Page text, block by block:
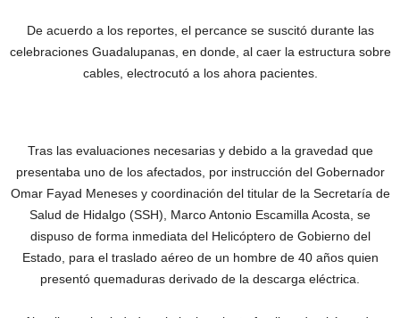
De acuerdo a los reportes, el percance se suscitó durante las
celebraciones Guadalupanas, en donde, al caer la estructura sobre
cables, electrocutó a los ahora pacientes.
Tras las evaluaciones necesarias y debido a la gravedad que
presentaba uno de los afectados, por instrucción del Gobernador
Omar Fayad Meneses y coordinación del titular de la Secretaría de
Salud de Hidalgo (SSH), Marco Antonio Escamilla Acosta, se
dispuso de forma inmediata del Helicóptero de Gobierno del
Estado, para el traslado aéreo de un hombre de 40 años quien
presentó quemaduras derivado de la descarga eléctrica.